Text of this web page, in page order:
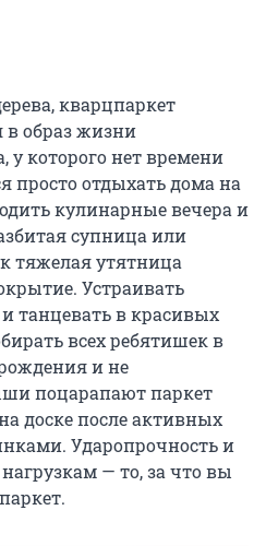
кварцпаркет
в образ жизни
у которого нет времени
просто отдыхать дома на
кулинарные вечера и
супница или
тяжелая утятница
Устраивать
танцевать в красивых
всех ребятишек в
и не
поцарапают паркет
доске после активных
Ударопрочность и
— то, за что вы